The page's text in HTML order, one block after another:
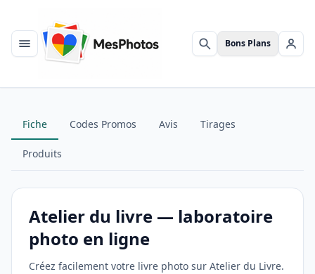
Menu Rechercher
Bons Plans Se
Fiche Codes Promos Avis Tirages
Produits
Atelier du livre — laboratoire
photo en ligne
Créez facilement votre livre photo sur Atelier du Livre.